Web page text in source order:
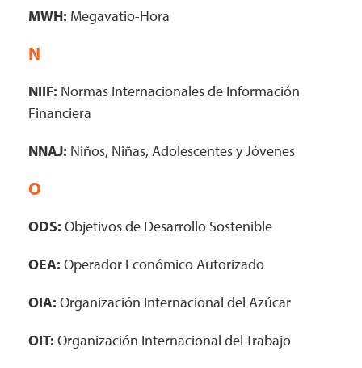
MWH: Megavatio-Hora
N
NIIF: Normas Internacionales de Información
Financiera
NNAJ: Niños, Niñas, Adolescentes y Jóvenes
O
ODS: Objetivos de Desarrollo Sostenible
OEA: Operador Económico Autorizado
OIA: Organización Internacional del Azúcar
OIT: Organización Internacional del Trabajo